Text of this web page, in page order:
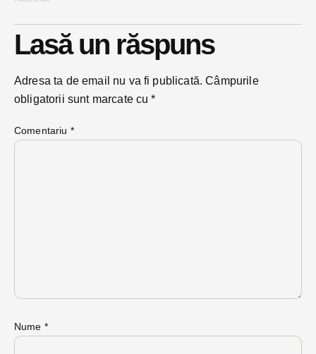
Lasă un răspuns
Adresa ta de email nu va fi publicată. Câmpurile
obligatorii sunt marcate cu*
Comentariu *
Nume *